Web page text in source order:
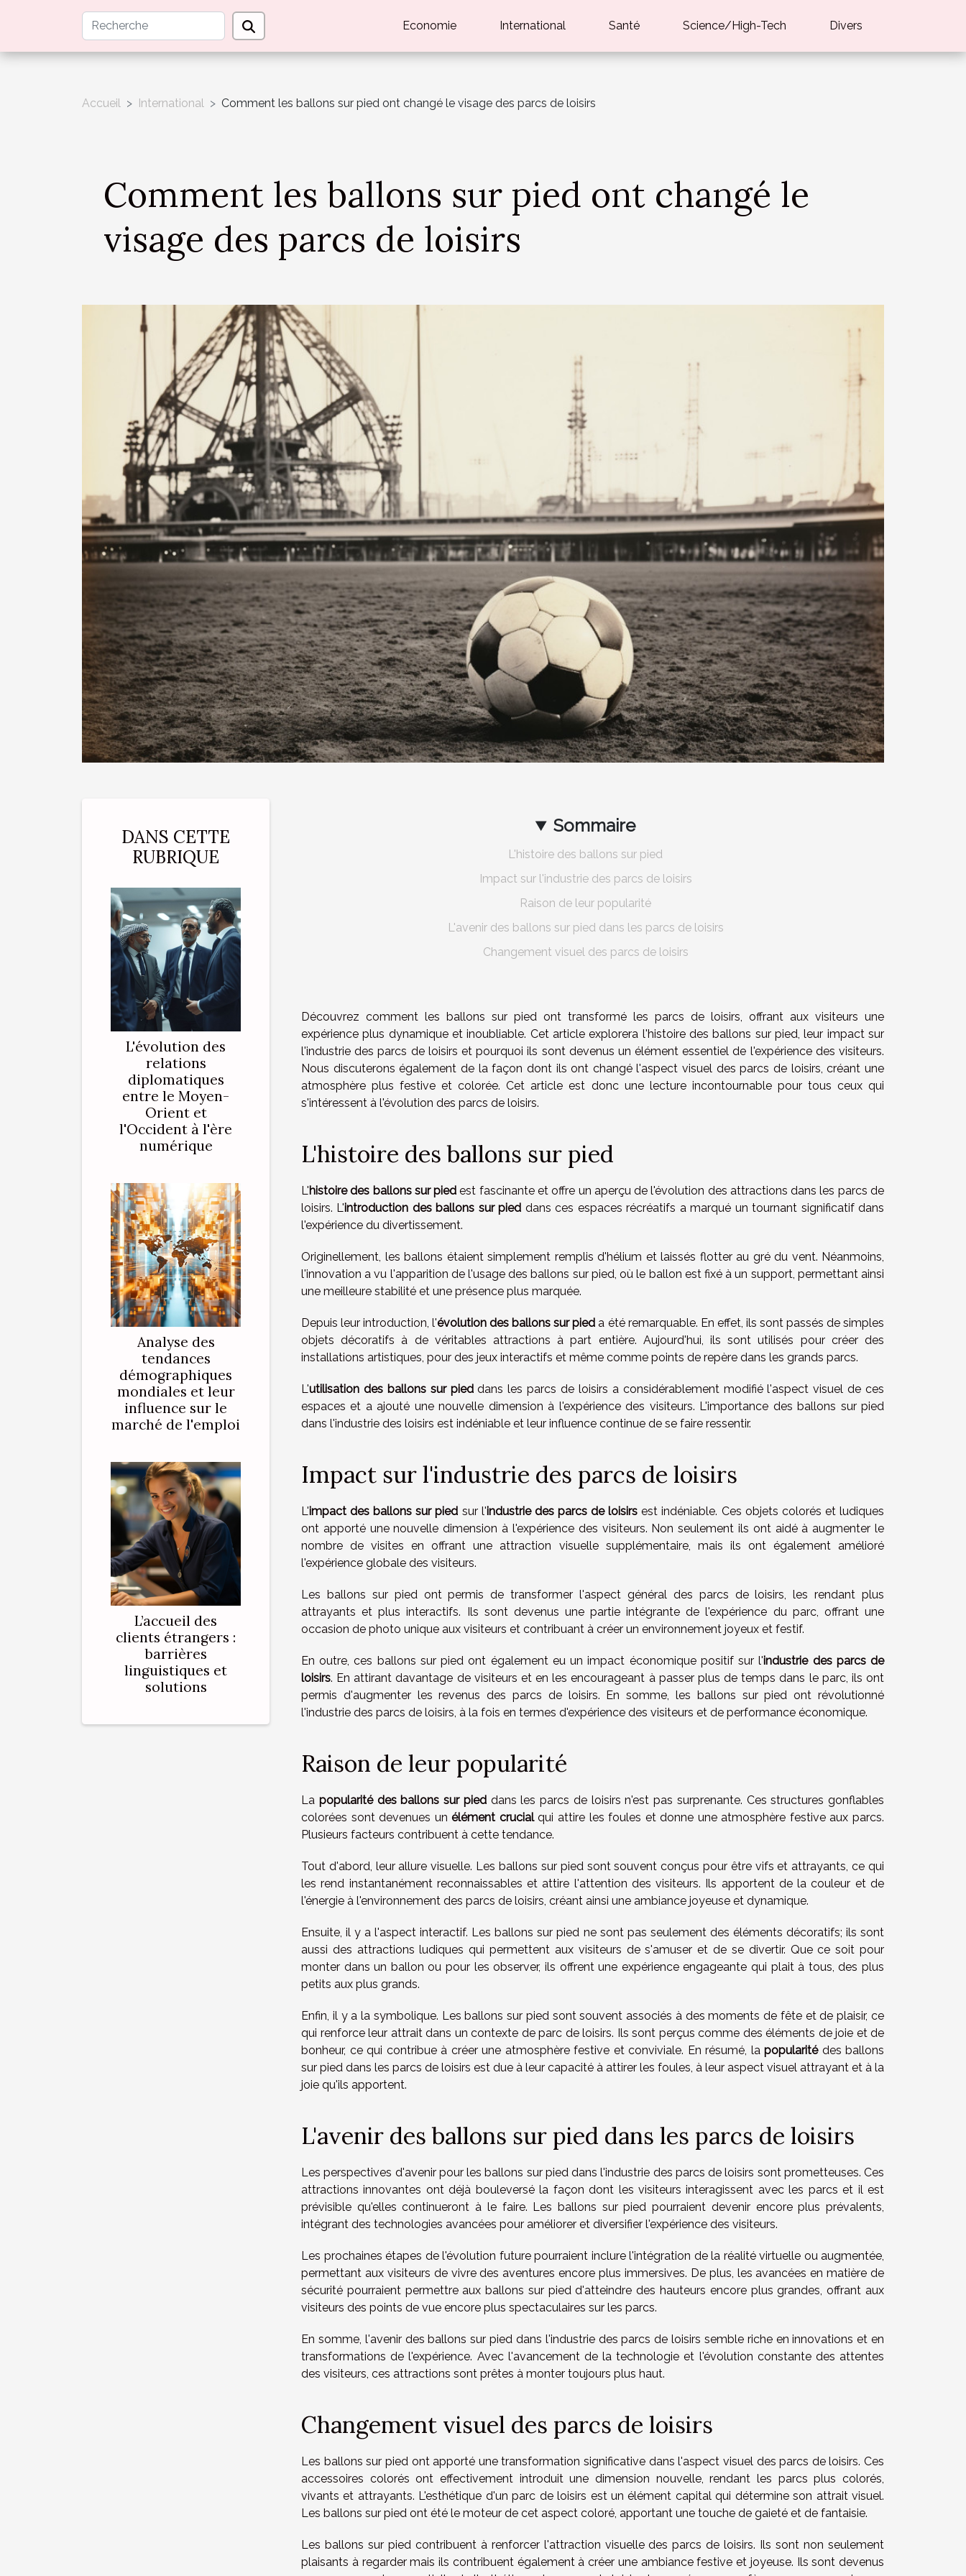
Economie International Santé Science/High-Tech Divers
Accueil International Comment les ballons sur pied ont changé le visage des parcs de loisirs
Comment les ballons sur pied ont changé le
visage des parcs de loisirs
DANS CETTE
RUBRIQUE
L'évolution des
relations
diplomatiques
entre le Moyen-
Orient et
l'Occident à l'ère
numérique
Analyse des
tendances
démographiques
mondiales et leur
influence sur le
marché de l'emploi
L’accueil des
clients étrangers :
barrières
linguistiques et
solutions
Sommaire
L'histoire des ballons sur pied
Impact sur l'industrie des parcs de loisirs
Raison de leur popularité
L'avenir des ballons sur pied dans les parcs de loisirs
Changement visuel des parcs de loisirs
Découvrez comment les ballons sur pied ont transformé les parcs de loisirs, offrant aux visiteurs une
expérience plus dynamique et inoubliable. Cet article explorera l'histoire des ballons sur pied, leur impact sur
l'industrie des parcs de loisirs et pourquoi ils sont devenus un élément essentiel de l'expérience des visiteurs.
Nous discuterons également de la façon dont ils ont changé l'aspect visuel des parcs de loisirs, créant une
atmosphère plus festive et colorée. Cet article est donc une lecture incontournable pour tous ceux qui
s'intéressent à l'évolution des parcs de loisirs.
L'histoire des ballons sur pied
L'histoire des ballons sur pied est fascinante et offre un aperçu de l'évolution des attractions dans les parcs de
loisirs. L'introduction des ballons sur pied dans ces espaces récréatifs a marqué un tournant significatif dans
l'expérience du divertissement.
Originellement, les ballons étaient simplement remplis d'hélium et laissés flotter au gré du vent. Néanmoins,
l'innovation a vu l'apparition de l'usage des ballons sur pied, où le ballon est fixé à un support, permettant ainsi
une meilleure stabilité et une présence plus marquée.
Depuis leur introduction, l'évolution des ballons sur pied a été remarquable. En effet, ils sont passés de simples
objets décoratifs à de véritables attractions à part entière. Aujourd'hui, ils sont utilisés pour créer des
installations artistiques, pour des jeux interactifs et même comme points de repère dans les grands parcs.
L'utilisation des ballons sur pieddans les parcs de loisirs a considérablement modifié l'aspect visuel de ces
espaces et a ajouté une nouvelle dimension à l'expérience des visiteurs. L'importance des ballons sur pied
dans l'industrie des loisirs est indéniable et leur influence continue de se faire ressentir.
Impact sur l'industrie des parcs de loisirs
L'impact des ballons sur pied sur l'industrie des parcs de loisirs est indéniable. Ces objets colorés et ludiques
ont apporté une nouvelle dimension à l'expérience des visiteurs. Non seulement ils ont aidé à augmenter le
nombre de visites en offrant une attraction visuelle supplémentaire, mais ils ont également amélioré
l'expérience globale des visiteurs.
Les ballons sur pied ont permis de transformer l'aspect général des parcs de loisirs, les rendant plus
attrayants et plus interactifs. Ils sont devenus une partie intégrante de l'expérience du parc, offrant une
occasion de photo unique aux visiteurs et contribuant à créer un environnement joyeux et festif.
En outre, ces ballons sur pied ont également eu un impact économique positif sur l'industrie des parcs de
loisirs. En attirant davantage de visiteurs et en les encourageant à passer plus de temps dans le parc, ils ont
permis d'augmenter les revenus des parcs de loisirs. En somme, les ballons sur pied ont révolutionné
l'industrie des parcs de loisirs, à la fois en termes d'expérience des visiteurs et de performance économique.
Raison de leur popularité
La popularité des ballons sur pieddans les parcs de loisirs n'est pas surprenante. Ces structures gonflables
colorées sont devenues unélément crucialqui attire les foules et donne une atmosphère festive aux parcs.
Plusieurs facteurs contribuent à cette tendance.
Tout d'abord, leur allure visuelle. Les ballons sur pied sont souvent conçus pour être vifs et attrayants, ce qui
les rend instantanément reconnaissables et attire l'attention des visiteurs. Ils apportent de la couleur et de
l'énergie à l'environnement des parcs de loisirs, créant ainsi une ambiance joyeuse et dynamique.
Ensuite, il y a l'aspect interactif. Les ballons sur pied ne sont pas seulement des éléments décoratifs; ils sont
aussi des attractions ludiques qui permettent aux visiteurs de s'amuser et de se divertir. Que ce soit pour
monter dans un ballon ou pour les observer, ils offrent une expérience engageante qui plait à tous, des plus
petits aux plus grands.
Enfin, il y a la symbolique. Les ballons sur pied sont souvent associés à des moments de fête et de plaisir, ce
qui renforce leur attrait dans un contexte de parc de loisirs. Ils sont perçus comme des éléments de joie et de
bonheur, ce qui contribue à créer une atmosphère festive et conviviale. En résumé, la popularitédes ballons
sur pied dans les parcs de loisirs est due à leur capacité à attirer les foules, à leur aspect visuel attrayant et à la
joie qu'ils apportent.
L'avenir des ballons sur pied dans les parcs de loisirs
Les perspectives d'avenir pour les ballons sur pied dans l'industrie des parcs de loisirs sont prometteuses. Ces
attractions innovantes ont déjà bouleversé la façon dont les visiteurs interagissent avec les parcs et il est
prévisible qu'elles continueront à le faire. Les ballons sur pied pourraient devenir encore plus prévalents,
intégrant des technologies avancées pour améliorer et diversifier l'expérience des visiteurs.
Les prochaines étapes de l'évolution future pourraient inclure l'intégration de la réalité virtuelle ou augmentée,
permettant aux visiteurs de vivre des aventures encore plus immersives. De plus, les avancées en matière de
sécurité pourraient permettre aux ballons sur pied d'atteindre des hauteurs encore plus grandes, offrant aux
visiteurs des points de vue encore plus spectaculaires sur les parcs.
En somme, l'avenir des ballons sur pied dans l'industrie des parcs de loisirs semble riche en innovations et en
transformations de l'expérience. Avec l'avancement de la technologie et l'évolution constante des attentes
des visiteurs, ces attractions sont prêtes à monter toujours plus haut.
Changement visuel des parcs de loisirs
Les ballons sur pied ont apporté une transformation significative dans l'aspect visuel des parcs de loisirs. Ces
accessoires colorés ont effectivement introduit une dimension nouvelle, rendant les parcs plus colorés,
vivants et attrayants. L'esthétique d'un parc de loisirs est un élément capital qui détermine son attrait visuel.
Les ballons sur pied ont été le moteur de cet aspect coloré, apportant une touche de gaieté et de fantaisie.
Les ballons sur pied contribuent à renforcer l'attraction visuelle des parcs de loisirs. Ils sont non seulement
plaisants à regarder mais ils contribuent également à créer une ambiance festive et joyeuse. Ils sont devenus